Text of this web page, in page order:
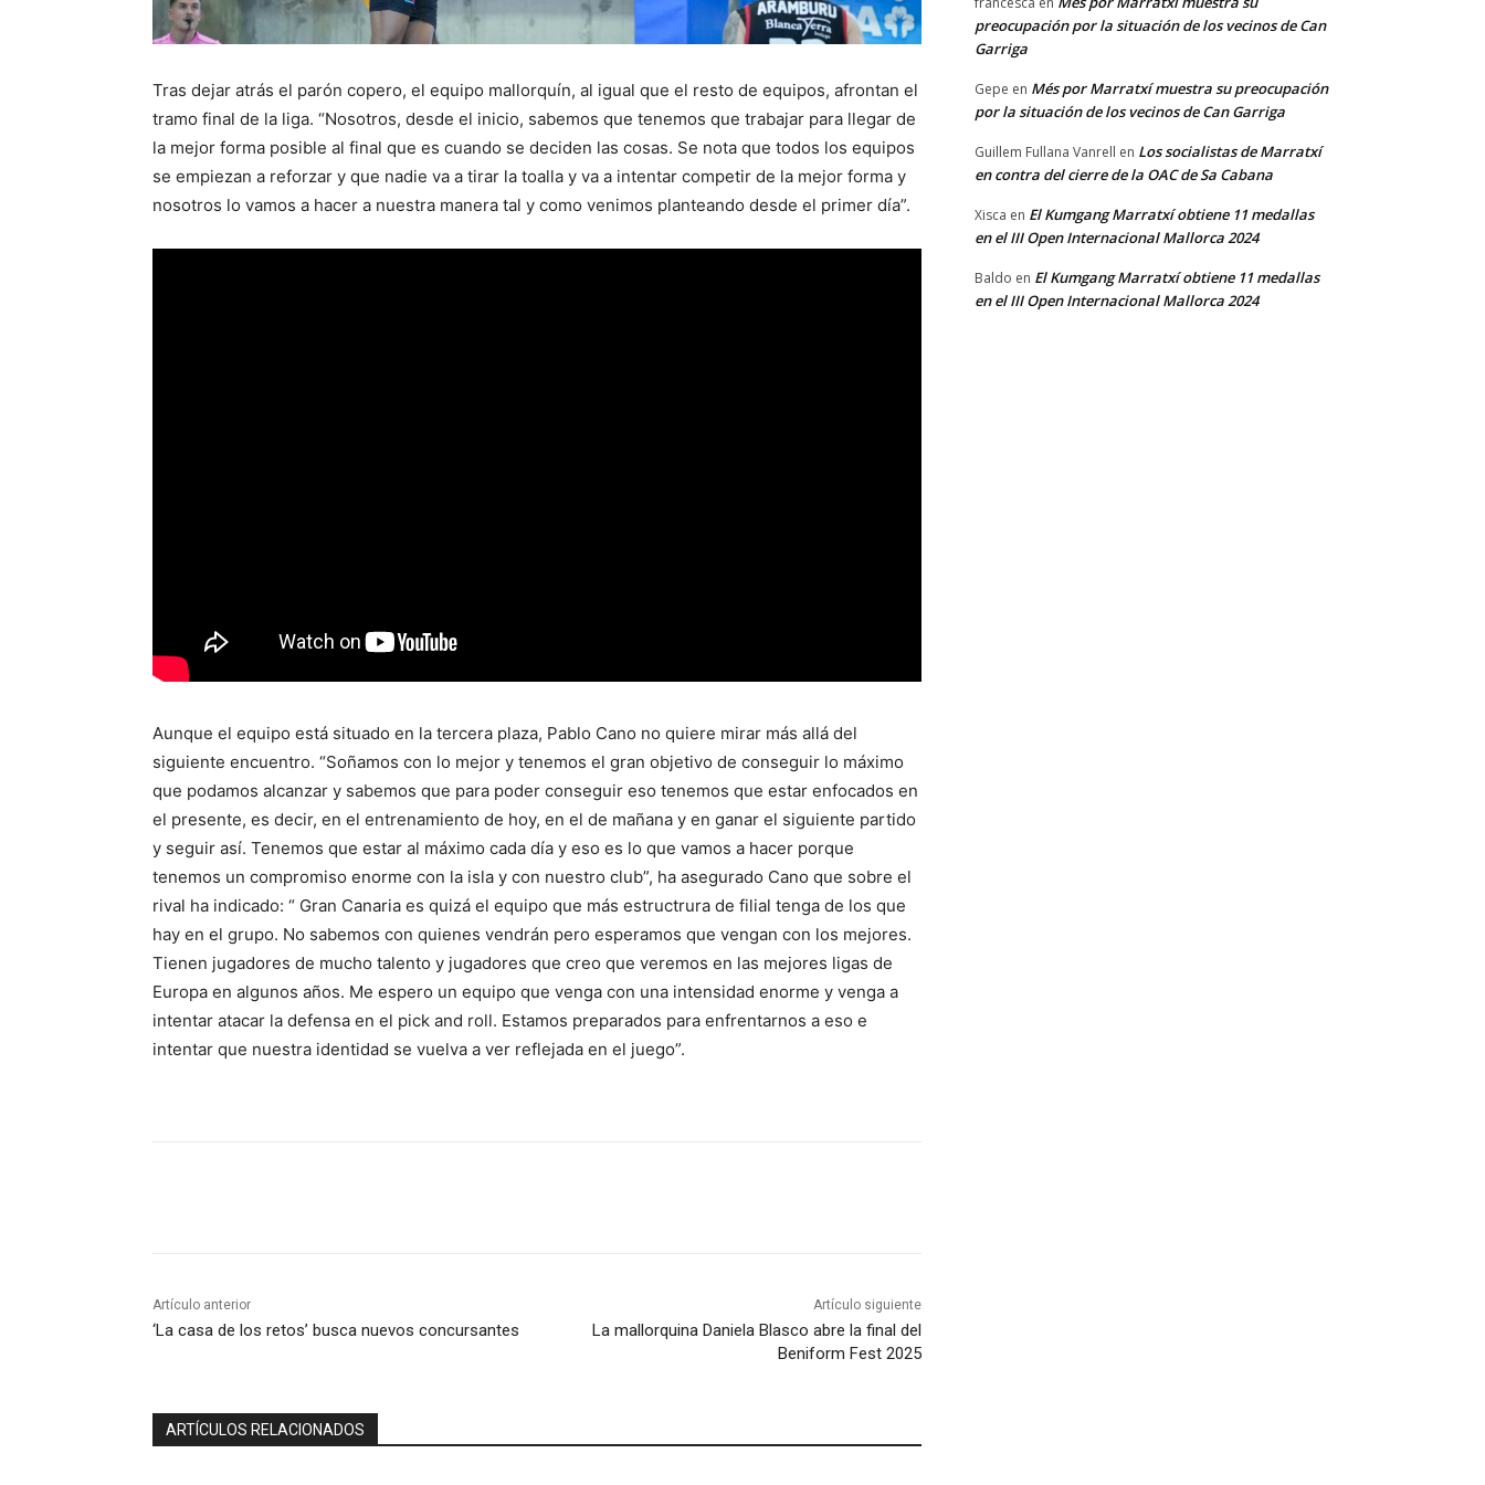
Tras dejar atrás el parón copero, el equipo mallorquín, al igual que el resto de equipos, afrontan el
tramo final de la liga. “Nosotros, desde el inicio, sabemos que tenemos que trabajar para llegar de
la mejor forma posible al final que es cuando se deciden las cosas. Se nota que todos los equipos
se empiezan a reforzar y que nadie va a tirar la toalla y va a intentar competir de la mejor forma y
nosotros lo vamos a hacer a nuestra manera tal y como venimos planteando desde el primer día”.
Aunque el equipo está situado en la tercera plaza, Pablo Cano no quiere mirar más allá del
siguiente encuentro. “Soñamos con lo mejor y tenemos el gran objetivo de conseguir lo máximo
que podamos alcanzar y sabemos que para poder conseguir eso tenemos que estar enfocados en
el presente, es decir, en el entrenamiento de hoy, en el de mañana y en ganar el siguiente partido
y seguir así. Tenemos que estar al máximo cada día y eso es lo que vamos a hacer porque
tenemos un compromiso enorme con la isla y con nuestro club”, ha asegurado Cano que sobre el
rival ha indicado: “ Gran Canaria es quizá el equipo que más estructrura de filial tenga de los que
hay en el grupo. No sabemos con quienes vendrán pero esperamos que vengan con los mejores.
Tienen jugadores de mucho talento y jugadores que creo que veremos en las mejores ligas de
Europa en algunos años. Me espero un equipo que venga con una intensidad enorme y venga a
intentar atacar la defensa en el pick and roll. Estamos preparados para enfrentarnos a eso e
intentar que nuestra identidad se vuelva a ver reflejada en el juego”.
Artículo anterior
‘La casa de los retos’ busca nuevos concursantes
Artículo siguiente
La mallorquina Daniela Blasco abre la final del
Beniform Fest 2025
ARTÍCULOS RELACIONADOS
preocupación por la situación de los vecinos de Can
Garriga
Gepe en Més por Marratxí muestra su preocupación
por la situación de los vecinos de Can Garriga
Guillem Fullana Vanrell en Los socialistas de Marratxí
en contra del cierre de la OAC de Sa Cabana
Xisca en El Kumgang Marratxí obtiene 11 medallas
en el III Open Internacional Mallorca 2024
Baldo en El Kumgang Marratxí obtiene 11 medallas
en el III Open Internacional Mallorca 2024